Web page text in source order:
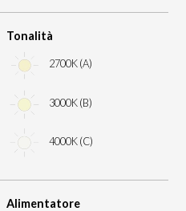
Tonalità
2700K (A)
3000K (B)
4000K (C)
Alimentatore